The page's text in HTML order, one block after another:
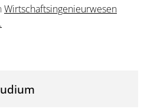
Wirtschaftsingenieurwesen